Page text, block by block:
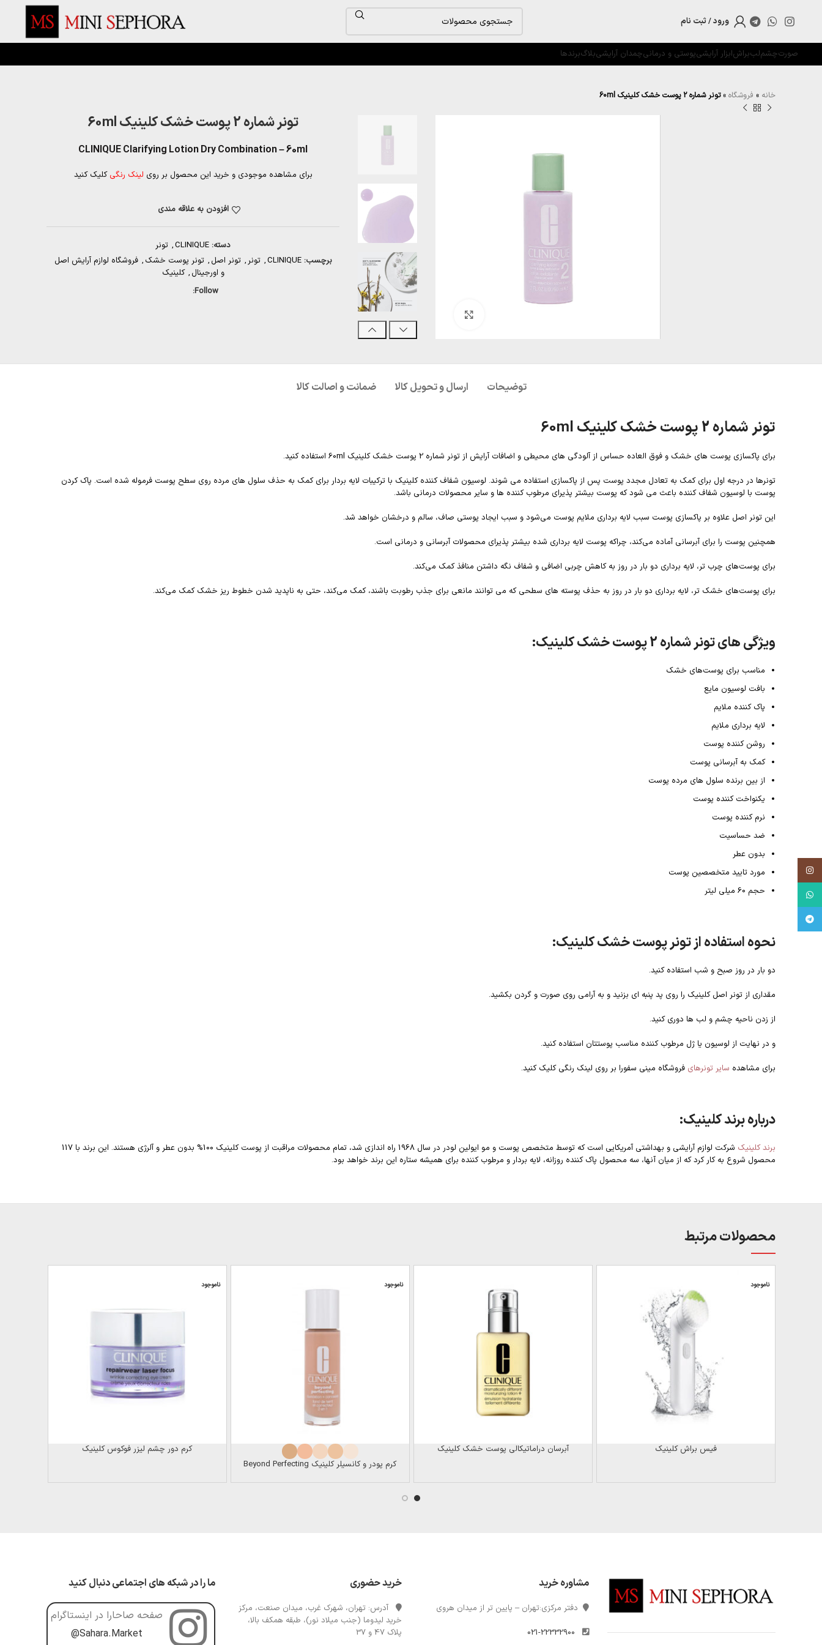
ورود / ثبت نام
صورتچشملببراشابزار آرایشیپوستی و درمانیچمدان آرایشیبلاگبرندها
خانه » فروشگاه »تونر شماره 2 پوست خشک کلینیک 60ml
تونر شماره 2 پوست خشک کلینیک 60ml
CLINIQUE Clarifying Lotion Dry Combination – 60ml
برای مشاهده موجودی و خرید این محصول بر روی لینک رنگی کلیک کنید
افزودن به علاقه مندی
دسته: CLINIQUE
, تونر
برچسب: CLINIQUE
, تونر , تونر اصل , تونر پوست خشک , فروشگاه لوازم آرایش اصل
و اورجینال , کلینیک
Follow:
توضیحات ارسال و تحویل کالا ضمانت و اصالت کالا
تونر شماره 2 پوست خشک کلینیک 60ml
برای پاکسازی پوست های خشک و فوق العاده حساس از آلودگی های محیطی و اضافات آرایش از تونر شماره 2 پوست خشک کلینیک 60ml استفاده کنید.
تونرها در درجه اول برای کمک به تعادل مجدد پوست پس از پاکسازی استفاده می شوند. لوسیون شفاف کننده کلینیک با ترکیبات لایه بردار برای کمک به حذف سلول های مرده روی سطح پوست فرموله شده است. پاک کردن
پوست با لوسیون شفاف کننده باعث می شود که پوست بیشتر پذیرای مرطوب کننده ها و سایر محصولات درمانی باشد.
این تونر اصل علاوه بر پاکسازی پوست سبب لایه برداری ملایم پوست می‌شود و سبب ایجاد پوستی صاف، سالم و درخشان خواهد شد.
همچنین پوست را برای آبرسانی آماده می‌کند، چراکه پوست لایه برداری شده بیشتر پذیرای محصولات آبرسانی و درمانی است.
برای پوست‌های چرب تر، لایه برداری دو بار در روز به کاهش چربی اضافی و شفاف نگه داشتن منافذ کمک می‌کند.
برای پوست‌های خشک تر، لایه برداری دو بار در روز به حذف پوسته های سطحی که می توانند مانعی برای جذب رطوبت باشند، کمک می‌کند، حتی به ناپدید شدن خطوط ریز خشک کمک می‌کند.
ویژگی های تونر شماره 2 پوست خشک کلینیک:
مناسب برای پوست‌های خشک
بافت لوسیون مایع
پاک کننده ملایم
لایه برداری ملایم
روشن کننده پوست
کمک به آبرسانی پوست
از بین برنده سلول های مرده پوست
یکنواخت کننده پوست
نرم کننده پوست
ضد حساسیت
بدون عطر
مورد تایید متخصصین پوست
حجم 60 میلی لیتر
نحوه استفاده از تونر پوست خشک کلینیک:
دو بار در روز صبح و شب استفاده کنید.
مقداری از تونر اصل کلینیک را روی پد پنبه ای بزنید و به آرامی روی صورت و گردن بکشید.
از زدن ناحیه چشم و لب ها دوری کنید.
و در نهایت از لوسیون یا ژل مرطوب کننده مناسب پوستتان استفاده کنید.
برای مشاهده سایر تونرهای فروشگاه مینی سفورا بر روی لینک رنگی کلیک کنید.
درباره برند کلینیک:
برند کلینیک
شرکت لوازم آرایشی و بهداشتی آمریکایی است که توسط متخصص پوست و مو ایولین لودر در سال 1968 راه اندازی شد، تمام محصولات مراقبت از پوست کلینیک 100% بدون عطر و آلرژی هستند. این برند با 117
محصول شروع به کار کرد که از میان آنها، سه محصول پاک کننده روزانه، لایه بردار و مرطوب کننده برای همیشه ستاره این برند خواهد بود.
محصولات مرتبط
ناموجود
فیس براش کلینیک آبرسان دراماتیکالی پوست خشک کلینیک
ناموجود
کرم پودر و کانسیلر کلینیک Beyond Perfecting
ناموجود
کرم دور چشم لیزر فوکوس کلینیک
مشاوره خرید
دفتر مرکزی:تهران – پایین تر از میدان هروی
021-22332900
خرید حضوری
آدرس: تهران، شهرک غرب، میدان صنعت، مرکز
خرید لیدوما (جنب میلاد نور)، طبقه همکف بالا،
پلاک 47 و 37
ما را در شبکه های اجتماعی دنبال کنید
صفحه صاحارا در اینستاگرام
@Sahara.Market
Instagram
WhatsApp